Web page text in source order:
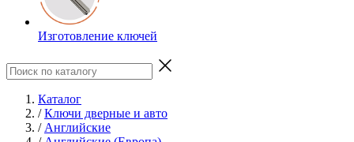
Изготовление ключей
Каталог
/ Ключи дверные и авто
/ Английские